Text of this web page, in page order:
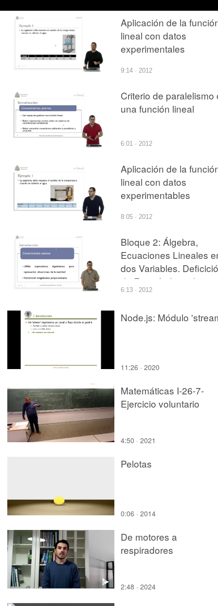
Aplicación de la
lineal con datos
experimentales
9:14 · 2012
Criterio de paralelismo
una función lineal
6:01 · 2012
Aplicación de la
lineal con datos
experimentables
8:05 · 2012
Bloque 2: Álgebra,
Ecuaciones Lineales
dos Variables.
de Función Lineal
6:13 · 2012
Node.js: Módulo
11:26 · 2020
Matemáticas I-26-7-
Ejercicio voluntario
4:50 · 2021
Pelotas
0:06 · 2014
De motores a
respiradores
2:48 · 2024